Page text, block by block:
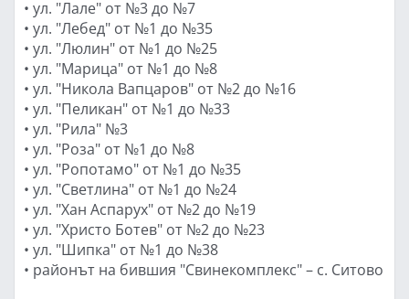
• ул. "Лале" от №3 до №7
• ул. "Лебед" от №1 до №35
• ул. "Люлин" от №1 до №25
• ул. "Марица" от №1 до №8
• ул. "Никола Вапцаров" от №2 до №16
• ул. "Пеликан" от №1 до №33
• ул. "Рила" №3
• ул. "Роза" от №1 до №8
• ул. "Ропотамо" от №1 до №35
• ул. "Светлина" от №1 до №24
• ул. "Хан Аспарух" от №2 до №19
• ул. "Христо Ботев" от №2 до №23
• ул. "Шипка" от №1 до №38
• районът на бившия "Свинекомплекс" – с. Ситово